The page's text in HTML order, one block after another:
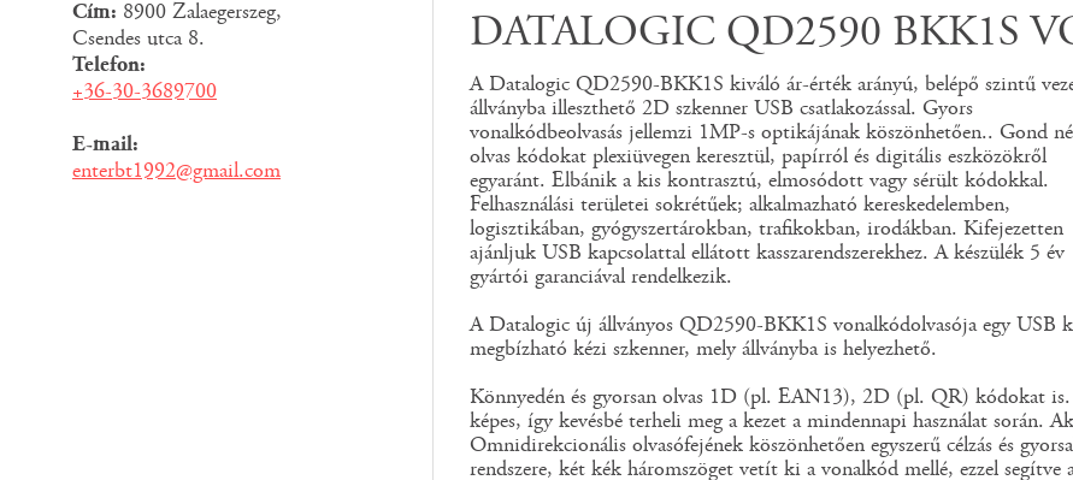
Cím: 8900 Zalaegerszeg,
Csendes utca 8.
Telefon:
+36-30-3689700
E-mail:
enterbt1992@gmail.com
DATALOGIC QD2590 BKK1S
A Datalogic QD2590-BKK1S kiváló ár-érték arányú, belépő szintű
állványba illeszthető 2D szkenner USB csatlakozással. Gyors
vonalkódbeolvasás jellemzi 1MP-s optikájának köszönhetően.. Gond
olvas kódokat plexiüvegen keresztül, papírról és digitális eszközökről
egyaránt. Elbánik a kis kontrasztú, elmosódott vagy sérült kódokkal.
Felhasználási területei sokrétűek; alkalmazható kereskedelemben,
logisztikában, gyógyszertárokban, trafikokban, irodákban. Kifejezetten
ajánljuk USB kapcsolattal ellátott kasszarendszerekhez. A készülék 5 év
gyártói garanciával rendelkezik.
A Datalogic új állványos QD2590-BKK1S vonalkódolvasója egy USB
megbízható kézi szkenner, mely állványba is helyezhető.
Könnyedén és gyorsan olvas 1D (pl. EAN13), 2D (pl. QR) kódokat is.
képes, így kevésbé terheli meg a kezet a mindennapi használat során.
Omnidirekcionális olvasófejének köszönhetően egyszerű célzás és
rendszere, két kék háromszöget vetít ki a vonalkód mellé, ezzel segítve